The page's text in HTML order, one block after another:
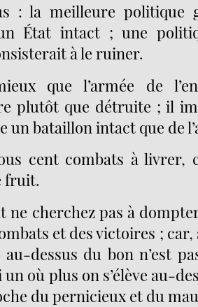
: la meilleure politique
État intact ; une
à le ruiner.
que l’armée de
plutôt que détruite ; il
un bataillon intact que de
cent combats à livrer,
fruit.
ne cherchez pas à
et des victoires ; car,
dessus du bon n’est
un où plus on s’élève au-
du pernicieux et du